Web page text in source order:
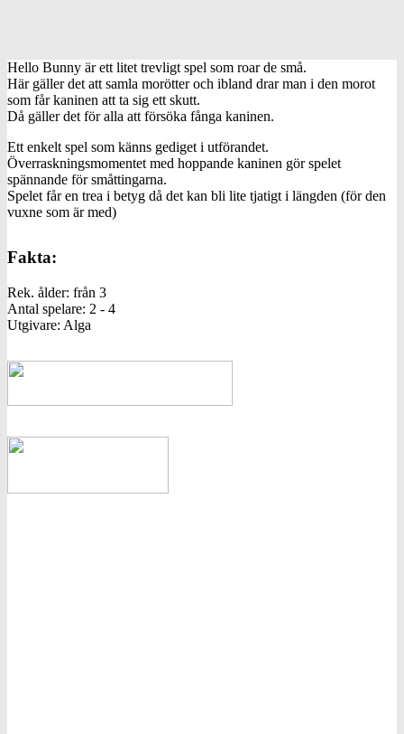
Hello Bunny är ett litet trevligt spel som roar de små.
Här gäller det att samla morötter och ibland drar man i den morot
som får kaninen att ta sig ett skutt.
Då gäller det för alla att försöka fånga kaninen.
Ett enkelt spel som känns gediget i utförandet.
Överraskningsmomentet med hoppande kaninen gör spelet
spännande för småttingarna.
Spelet får en trea i betyg då det kan bli lite tjatigt i längden (för den
vuxne som är med)
Fakta:
Rek. ålder: från 3
Antal spelare: 2 - 4
Utgivare: Alga